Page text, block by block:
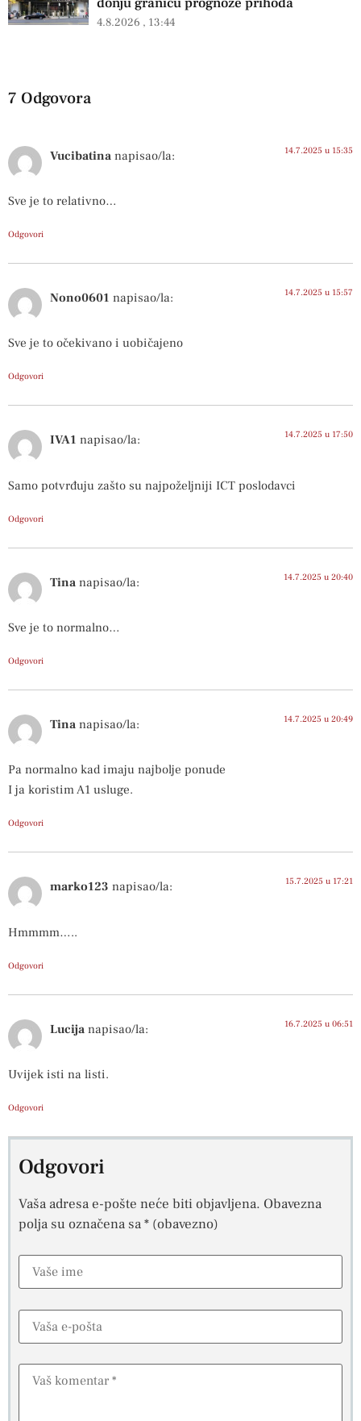
4.8.2026 13:44
7 Odgovora
Vucibatina napisao/la: 14.7.2025 u 15:35
Sve je to relativno…
Odgovori
Nono0601 napisao/la: 14.7.2025 u 15:57
Sve je to očekivano i uobičajeno
Odgovori
IVA1 napisao/la: 14.7.2025 u 17:50
Samo potvrđuju zašto su najpoželjniji ICT poslodavci
Odgovori
Tina napisao/la: 14.7.2025 u 20:40
Sve je to normalno…
Odgovori
Tina napisao/la: 14.7.2025 u 20:49
Pa normalno kad imaju najbolje ponude
I ja koristim A1 usluge.
Odgovori
marko123 napisao/la: 15.7.2025 u 17:21
Hmmmm…..
Odgovori
Lucija napisao/la: 16.7.2025 u 06:51
Uvijek isti na listi.
Odgovori
Odgovori
Vaša adresa e-pošte neće biti objavljena. Obavezna
polja su označena sa* (obavezno)